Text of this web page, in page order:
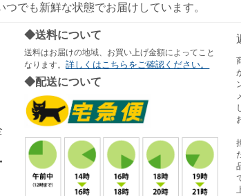
でも新鮮な状態でお届けしています。
◆送料について
送料はお届けの地域、お買い上げ金額によってこと
なります。詳しくはこちらをご確認ください。
◆配送について